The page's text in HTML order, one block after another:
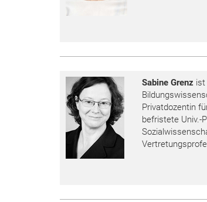
Sabine Grenz ist
Privatdozentin
befristete Univ.-